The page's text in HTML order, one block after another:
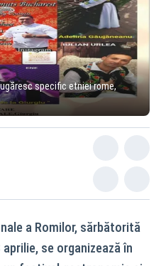
specific etniei rome,
a Romilor, sărbătorită
se organizează în